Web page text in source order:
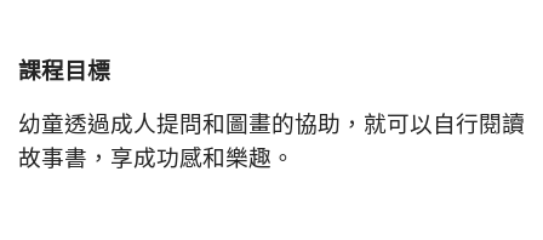
課程目標
幼童透過成人提問和圖畫的協助，就可以自行閱讀
故事書，享成功感和樂趣。